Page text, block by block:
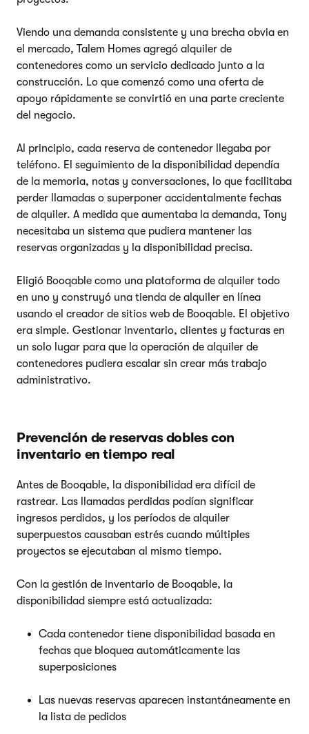
Viendo una demanda consistente y una brecha obvia en
el mercado, Talem Homes agregó alquiler de
contenedores como un servicio dedicado junto a la
construcción. Lo que comenzó como una oferta de
apoyo rápidamente se convirtió en una parte creciente
del negocio.
Al principio, cada reserva de contenedor llegaba por
teléfono. El seguimiento de la disponibilidad dependía
de la memoria, notas y conversaciones, lo que facilitaba
perder llamadas o superponer accidentalmente fechas
de alquiler. A medida que aumentaba la demanda, Tony
necesitaba un sistema que pudiera mantener las
reservas organizadas y la disponibilidad precisa.
Eligió Booqable como una plataforma de alquiler todo
en uno y construyó una tienda de alquiler en línea
usando el creador de sitios web de Booqable. El objetivo
era simple. Gestionar inventario, clientes y facturas en
un solo lugar para que la operación de alquiler de
contenedores pudiera escalar sin crear más trabajo
administrativo.
Prevención de reservas dobles con
inventario en tiempo real
Antes de Booqable, la disponibilidad era difícil de
rastrear. Las llamadas perdidas podían significar
ingresos perdidos, y los períodos de alquiler
superpuestos causaban estrés cuando múltiples
proyectos se ejecutaban al mismo tiempo.
Con la gestión de inventario de Booqable, la
disponibilidad siempre está actualizada:
Cada contenedor tiene disponibilidad basada en
fechas que bloquea automáticamente las
superposiciones
Las nuevas reservas aparecen instantáneamente en
la lista de pedidos